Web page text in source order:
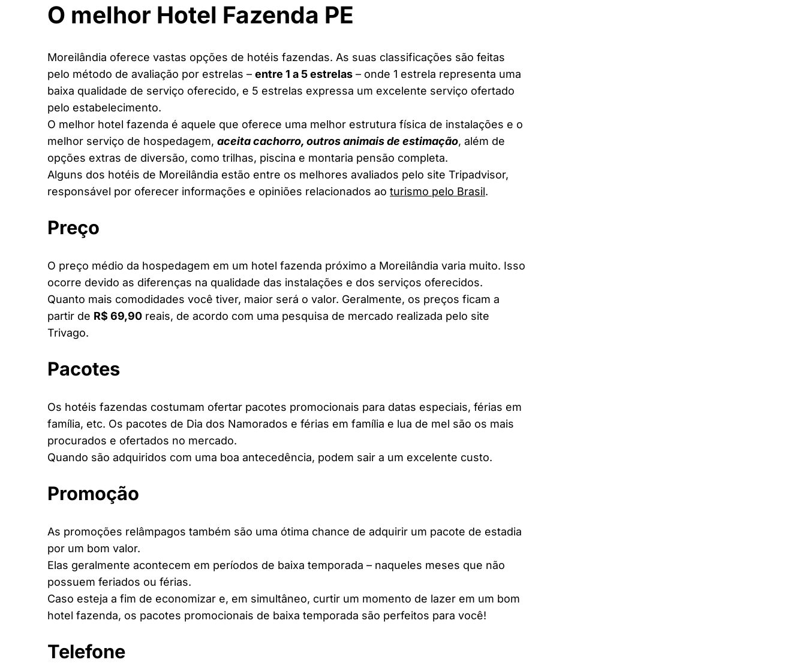
O melhor Hotel Fazenda PE
Moreilândia oferece vastas opções de hotéis fazendas. As suas classificações são feitas
pelo método de avaliação por estrelas – entre 1 a 5 estrelas – onde 1 estrela representa uma
baixa qualidade de serviço oferecido, e 5 estrelas expressa um excelente serviço ofertado
pelo estabelecimento.
O melhor hotel fazenda é aquele que oferece uma melhor estrutura física de instalações e o
melhor serviço de hospedagem, aceita cachorro, outros animais de estimação, além de
opções extras de diversão, como trilhas, piscina e montaria pensão completa.
Alguns dos hotéis de Moreilândia estão entre os melhores avaliados pelo site Tripadvisor,
responsável por oferecer informações e opiniões relacionados ao turismo pelo Brasil.
Preço
O preço médio da hospedagem em um hotel fazenda próximo a Moreilândia varia muito. Isso
ocorre devido as diferenças na qualidade das instalações e dos serviços oferecidos.
Quanto mais comodidades você tiver, maior será o valor. Geralmente, os preços ficam a
partir de R$ 69,90 reais, de acordo com uma pesquisa de mercado realizada pelo site
Trivago.
Pacotes
Os hotéis fazendas costumam ofertar pacotes promocionais para datas especiais, férias em
família, etc. Os pacotes de Dia dos Namorados e férias em família e lua de mel são os mais
procurados e ofertados no mercado.
Quando são adquiridos com uma boa antecedência, podem sair a um excelente custo.
Promoção
As promoções relâmpagos também são uma ótima chance de adquirir um pacote de estadia
por um bom valor.
Elas geralmente acontecem em períodos de baixa temporada – naqueles meses que não
possuem feriados ou férias.
Caso esteja a fim de economizar e, em simultâneo, curtir um momento de lazer em um bom
hotel fazenda, os pacotes promocionais de baixa temporada são perfeitos para você!
Telefone